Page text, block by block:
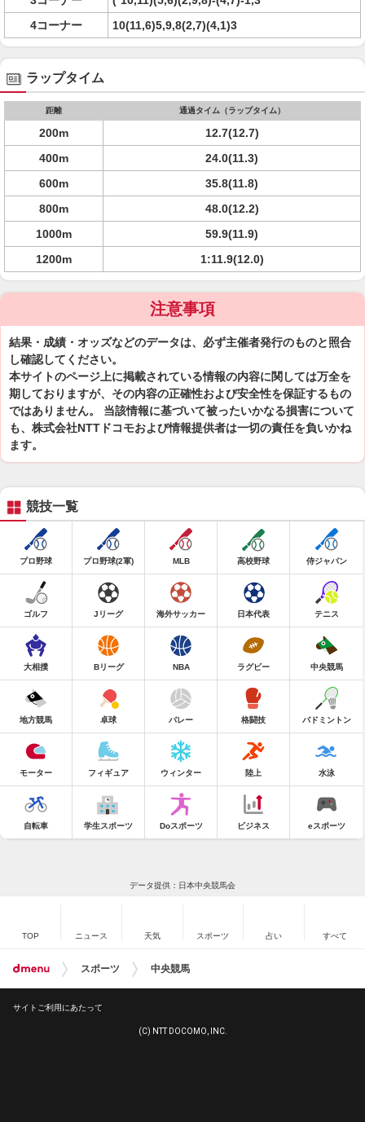
4コーナー
10(11,6)5,9,8(2,7)(4,1)3
ラップタイム
距離 通過タイム（ラップタイム）
200m
12.7(12.7)
400m
24.0(11.3)
600m
35.8(11.8)
800m
48.0(12.2)
1000m
59.9(11.9)
1200m
1:11.9(12.0)
注意事項
結果・成績・オッズなどのデータは、必ず主催者発行のものと照合
し確認してください。
本サイトのページ上に掲載されている情報の内容に関しては万全を
期しておりますが、その内容の正確性および安全性を保証するもの
ではありません。 当該情報に基づいて被ったいかなる損害について
も、株式会社NTTドコモおよび情報提供者は一切の責任を負いかね
ます。
競技一覧
プロ野球 プロ野球(2軍) MLB 高校野球 侍ジャパン
ゴルフ Jリーグ 海外サッカー 日本代表 テニス
大相撲 Bリーグ NBA ラグビー 中央競馬
地方競馬 卓球 バレー 格闘技 バドミントン
モーター フィギュア ウィンター 陸上 水泳
自転車 学生スポーツ Doスポーツ ビジネス eスポーツ
データ提供：日本中央競馬会
TOP ニュース 天気 スポーツ 占い すべて
スポーツ 中央競馬
サイトご利用にあたって
(C) NTT DOCOMO, INC.